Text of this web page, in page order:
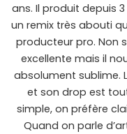
ans. Il produit depuis
un remix très abouti
producteur pro. Non
excellente mais il
absolument sublime.
et son drop est
simple, on préfère
Quand on parle